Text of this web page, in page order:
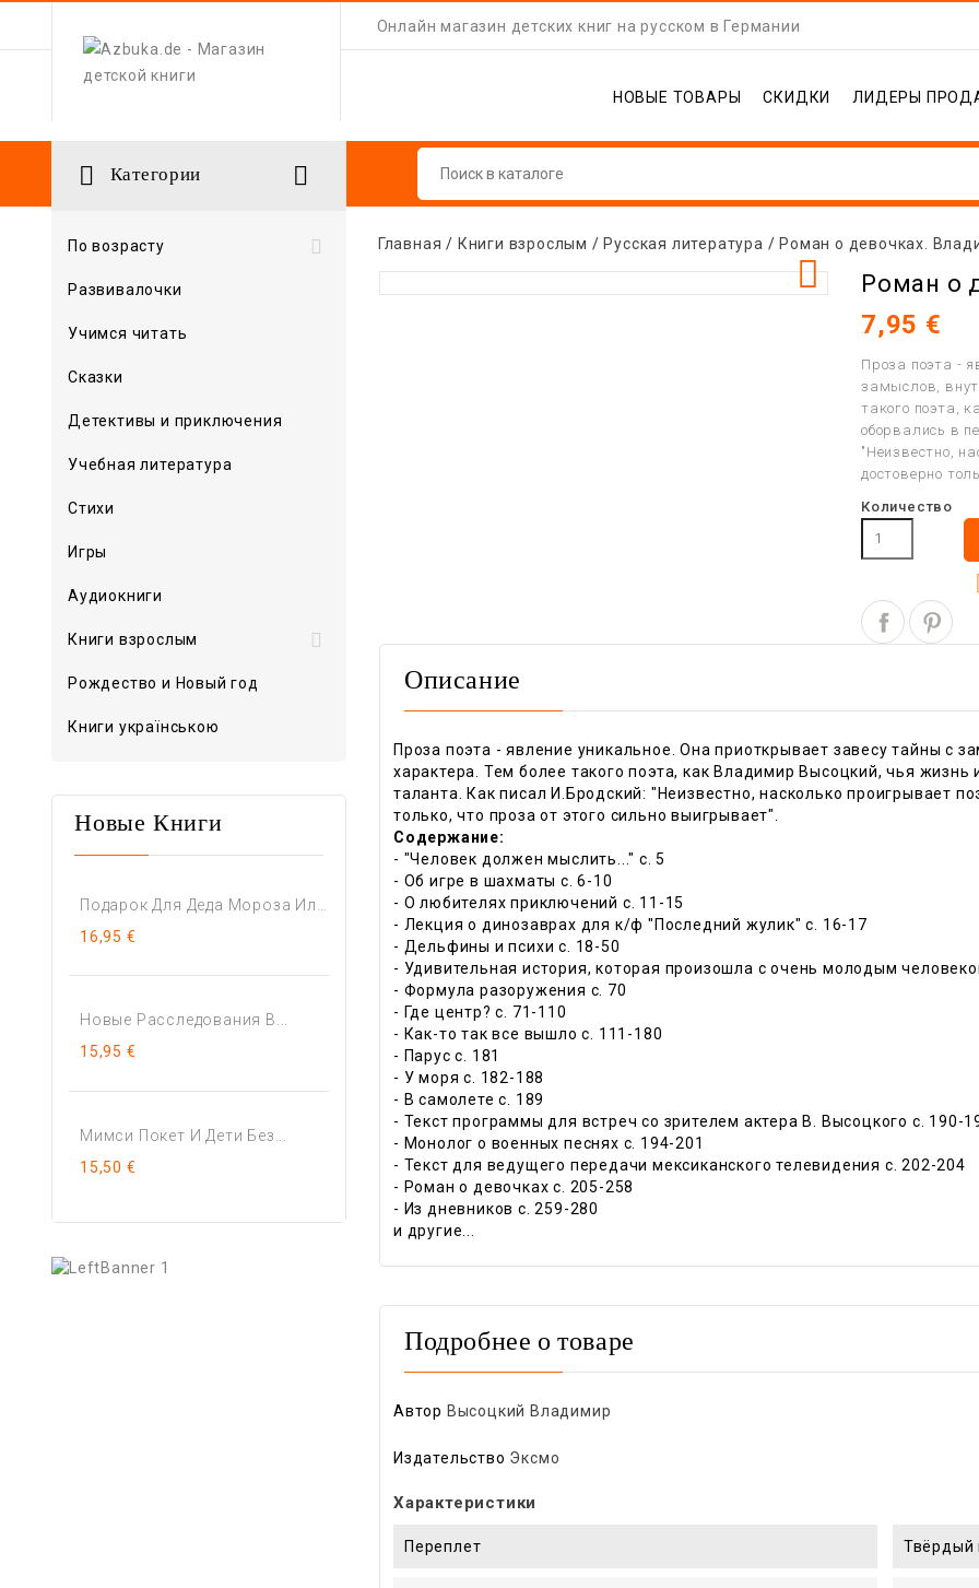
Онлайн магазин детских книг на русском в Германии
НОВЫЕ ТОВАРЫ СКИДКИ ЛИДЕРЫ
 Категории 

По возрасту
Развивалочки
Учимся читать
Сказки
Детективы и приключения
Учебная литература
Стихи
Игры
Аудиокниги

Книги взрослым
Рождество и Новый год
Книги українською
Новые Книги
16,95 €
Новые Расследования В...
15,95 €
Мимси Покет И Дети Без...
15,50 €
Главная Книги взрослым Русская литература Роман о девочках.
 Роман о
7,95 €
Проза поэта -
замыслов,
такого поэта,
оборвались в
"Неизвестно,
достоверно
Количество
Описание
Проза поэта - явление уникальное. Она приоткрывает завесу тайны с
характера. Тем более такого поэта, как Владимир Высоцкий, чья
таланта. Как писал И.Бродский: "Неизвестно, насколько проигрывает
только, что проза от этого сильно выигрывает".
Содержание:
- "Человек должен мыслить..." c. 5
- Об игре в шахматы c. 6-10
- О любителях приключений c. 11-15
- Лекция о динозаврах для к/ф "Последний жулик" c. 16-17
- Дельфины и психи c. 18-50
- Удивительная история, которая произошла с очень молодым
- Формула разоружения c. 70
- Где центр? c. 71-110
- Как-то так все вышло c. 111-180
- Парус c. 181
- У моря c. 182-188
- В самолете c. 189
- Текст программы для встреч со зрителем актера В. Высоцкого c. 190-
- Монолог о военных песнях c. 194-201
- Текст для ведущего передачи мексиканского телевидения c. 202-204
- Роман о девочках c. 205-258
- Из дневников c. 259-280
и другие...
Подробнее о товаре
Автор Высоцкий Владимир
Издательство Эксмо
Характеристики
Переплет Твёрдый